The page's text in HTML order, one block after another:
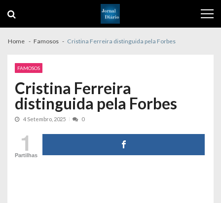
navigation
content
Home Famosos Cristina Ferreira distinguida pela Forbes
FAMOSOS
Cristina Ferreira
distinguida pela Forbes
4 Setembro, 2025 0
1
Partilhas